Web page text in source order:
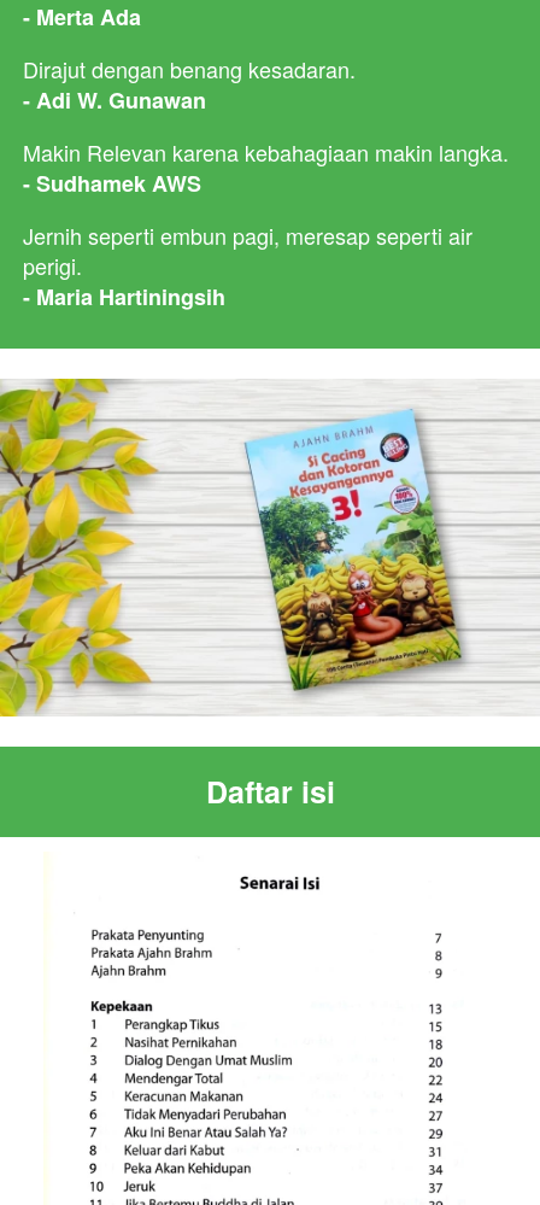
- Merta Ada
Dirajut dengan benang kesadaran.
- Adi W. Gunawan
Makin Relevan karena kebahagiaan makin langka.
- Sudhamek AWS
Jernih seperti embun pagi, meresap seperti air
perigi.
- Maria Hartiningsih
Daftar isi